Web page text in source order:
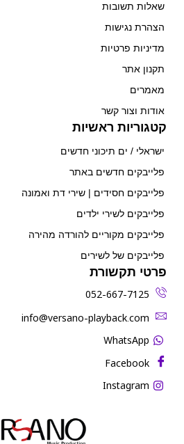
שאלות תשובות
הצהרת נגישות
מדיניות פרטיות
תקנון אתר
מאמרים
אודות וצור קשר
קטגוריות ראשיות
ישראלי / ים תיכוני חדשים
פלייבקים חדשים באתר
פלייבקים חסידים | שירי דת ואמונה
פלייבקים לשירי ילדים
פלייבקים מקוריים להורדה מהירה
פלייבקים של לשירים
פרטי תקשורת
052-667-7125
‫info@versano-playback.com‬
WhatsApp
Facebook
Instagram